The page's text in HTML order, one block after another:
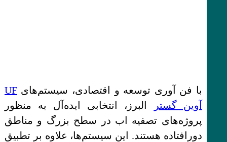
با فن آوری توسعه و اقتصادی، سیستم‌هایUF
آوین گستر
البرز، انتخابی ایده‌آل به منظور
پروژه‌های تصفیه اب در سطح بزرگ و مناطق
دورافتاده هستند. این سیستم‌ها، علاوه بر تطبیق